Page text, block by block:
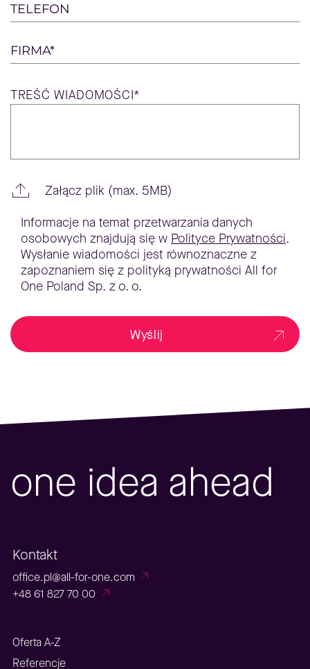
TELEFON
FIRMA*
TREŚĆ WIADOMOŚCI*
Załącz plik (max. 5MB)
Informacje na temat przetwarzania danych
osobowych znajdują się w Polityce Prywatności.
Wysłanie wiadomości jest równoznaczne z
zapoznaniem się z polityką prywatności All for
One Poland Sp. z o. o.
Wyślij
one idea ahead
Kontakt
office.pl@all-for-one.com
+48 61 827 70 00
Oferta A-Z
Referencje